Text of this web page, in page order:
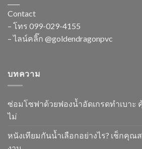
Contact
– โทร 099-029-4155
– ไลน์คลิ๊ก @goldendragonpvc
บทความ
ซ่อมโซฟาด้วยฟองน้ำอัดเกรดทำเบาะ
ไม่
หนังเทียมกันน้ำเลือกอย่างไร? เช็กคุ